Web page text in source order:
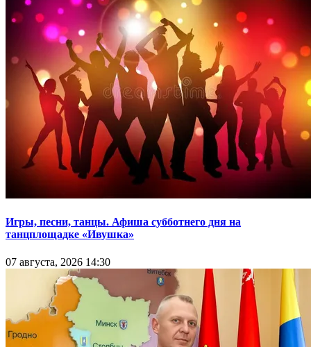
Игры, песни, танцы. Афиша субботнего дня на
танцплощадке «Ивушка»
07 августа, 2026 14:30